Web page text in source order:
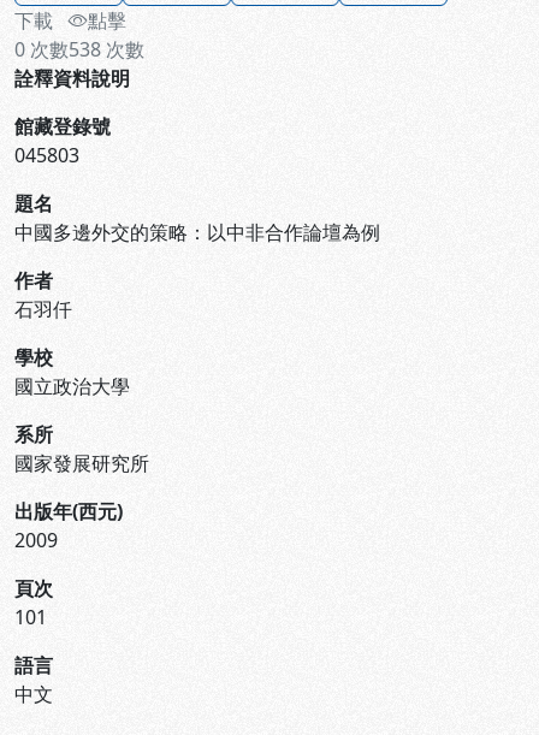
下載
0 次數
點擊
538 次數
詮釋資料說明
館藏登錄號
045803
題名
中國多邊外交的策略：以中非合作論壇為例
作者
石羽仟
學校
國立政治大學
系所
國家發展研究所
出版年(西元)
2009
頁次
101
語言
中文